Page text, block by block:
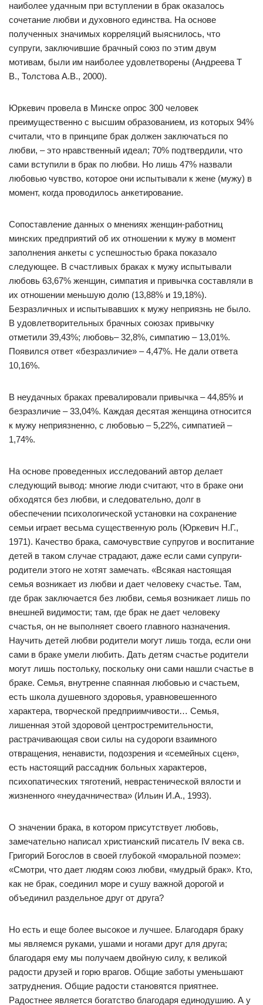
наиболее удачным при вступлении в брак оказалось
сочетание любви и духовного единства. На основе
полученных значимых корреляций выяснилось, что
супруги, заключившие брачный союз по этим двум
мотивам, были им наиболее удовлетворены (Андреева Т
В., Толстова А.В., 2000).
Юркевич провела в Минске опрос 300 человек
преимущественно с высшим образованием, из которых 94%
считали, что в принципе брак должен заключаться по
любви, – это нравственный идеал; 70% подтвердили, что
сами вступили в брак по любви. Но лишь 47% назвали
любовью чувство, которое они испытывали к жене (мужу) в
момент, когда проводилось анкетирование.
Сопоставление данных о мнениях женщин-работниц
минских предприятий об их отношении к мужу в момент
заполнения анкеты с успешностью брака показало
следующее. В счастливых браках к мужу испытывали
любовь 63,67% женщин, симпатия и привычка составляли в
их отношении меньшую долю (13,88% и 19,18%).
Безразличных и испытывавших к мужу неприязнь не было.
В удовлетворительных брачных союзах привычку
отметили 39,43%; любовь– 32,8%, симпатию – 13,01%.
Появился ответ «безразличие» – 4,47%. Не дали ответа
10,16%.
В неудачных браках превалировали привычка – 44,85% и
безразличие – 33,04%. Каждая десятая женщина относится
к мужу неприязненно, с любовью – 5,22%, симпатией –
1,74%.
На основе проведенных исследований автор делает
следующий вывод: многие люди считают, что в браке они
обходятся без любви, и следовательно, долг в
обеспечении психологической установки на сохранение
семьи играет весьма существенную роль (Юркевич Н.Г.,
1971). Качество брака, самочувствие супругов и воспитание
детей в таком случае страдают, даже если сами супруги-
родители этого не хотят замечать. «Всякая настоящая
семья возникает из любви и дает человеку счастье. Там,
где брак заключается без любви, семья возникает лишь по
внешней видимости; там, где брак не дает человеку
счастья, он не выполняет своего главного назначения.
Научить детей любви родители могут лишь тогда, если они
сами в браке умели любить. Дать детям счастье родители
могут лишь постольку, поскольку они сами нашли счастье в
браке. Семья, внутренне спаянная любовью и счастьем,
есть школа душевного здоровья, уравновешенного
характера, творческой предприимчивости… Семья,
лишенная этой здоровой центростремительности,
растрачивающая свои силы на судороги взаимного
отвращения, ненависти, подозрения и «семейных сцен»,
есть настоящий рассадник больных характеров,
психопатических тяготений, неврастенической вялости и
жизненного «неудачничества» (Ильин И.А., 1993).
О значении брака, в котором присутствует любовь,
замечательно написал христианский писатель IV века св.
Григорий Богослов в своей глубокой «моральной поэме»:
«Смотри, что дает людям союз любви, «мудрый брак». Кто,
как не брак, соединил море и сушу важной дорогой и
объединил раздельное друг от друга?
Но есть и еще более высокое и лучшее. Благодаря браку
мы являемся руками, ушами и ногами друг для друга;
благодаря ему мы получаем двойную силу, к великой
радости друзей и горю врагов. Общие заботы уменьшают
затруднения. Общие радости становятся приятнее.
Радостнее является богатство благодаря единодушию. А у